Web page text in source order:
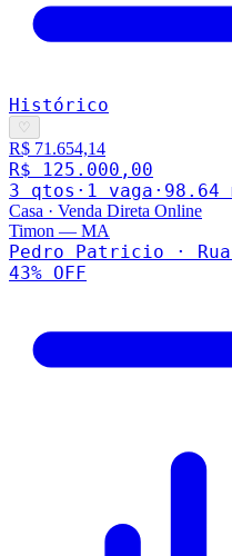
Histórico
♡
R$ 71.654,14
R$ 125.000,00
3 qtos · 1 vaga · 98.64
Casa · Venda Direta Online
Timon — MA
Pedro Patricio · Rua
43% OFF